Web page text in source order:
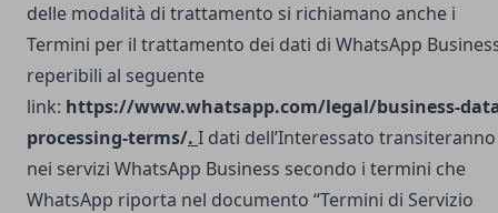
delle modalità di trattamento si richiamano anche i
Termini per il trattamento dei dati di WhatsApp
reperibili al seguente
link: https://www.whatsapp.com/legal/business-
processing-terms/. I dati dell’Interessato transiteranno
nei servizi WhatsApp Business secondo i termini che
WhatsApp riporta nel documento “Termini di Servizio